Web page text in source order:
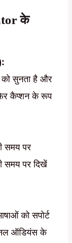
के
को सुनता है और
कैप्शन के रूप
समय पर
समय पर दिखें
को सपोर्ट
ऑडियंस के